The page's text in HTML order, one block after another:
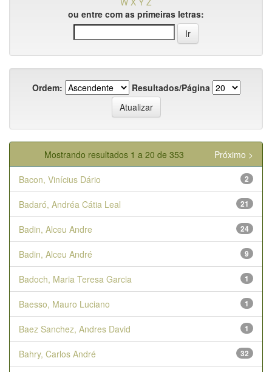
ou entre com as primeiras letras:
Ordem: Resultados/Página
Mostrando resultados 1 a 20 de 353 Próximo >
Bacon, Vinícius Dário 2
Badaró, Andréa Cátia Leal 21
Badin, Alceu Andre 24
Badin, Alceu André 9
Badoch, Maria Teresa Garcia 1
Baesso, Mauro Luciano 1
Baez Sanchez, Andres David 1
Bahry, Carlos André 32